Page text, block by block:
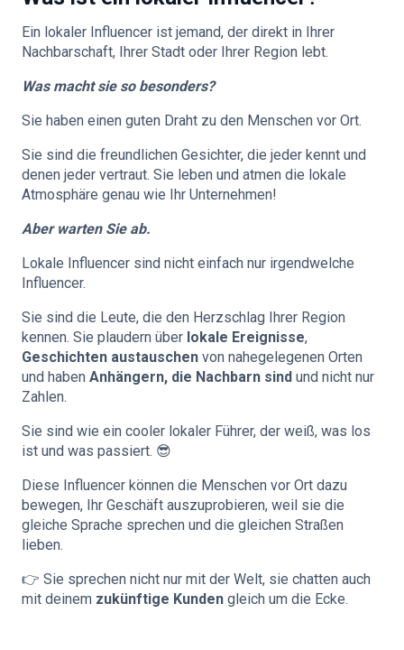
Ein lokaler Influencer ist jemand, der direkt in Ihrer
Nachbarschaft, Ihrer Stadt oder Ihrer Region lebt.
Was macht sie so besonders?
Sie haben einen guten Draht zu den Menschen vor Ort.
Sie sind die freundlichen Gesichter, die jeder kennt und
denen jeder vertraut. Sie leben und atmen die lokale
Atmosphäre genau wie Ihr Unternehmen!
Aber warten Sie ab.
Lokale Influencer sind nicht einfach nur irgendwelche
Influencer.
Sie sind die Leute, die den Herzschlag Ihrer Region
kennen. Sie plaudern über lokale Ereignisse,
Geschichten austauschen von nahegelegenen Orten
und haben Anhängern, die Nachbarn sind und nicht nur
Zahlen.
Sie sind wie ein cooler lokaler Führer, der weiß, was los
ist und was passiert. 😎
Diese Influencer können die Menschen vor Ort dazu
bewegen, Ihr Geschäft auszuprobieren, weil sie die
gleiche Sprache sprechen und die gleichen Straßen
lieben.
👉 Sie sprechen nicht nur mit der Welt, sie chatten auch
mit deinem zukünftige Kunden gleich um die Ecke.